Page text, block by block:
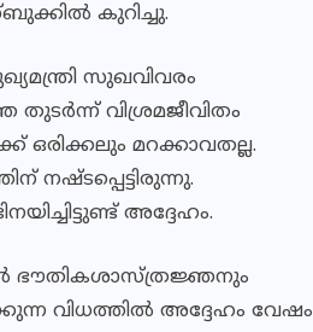
കുറിച്ചു.
സുഖവിവരം
വിശ്രമജീവിതം
ഒരിക്കലും മറക്കാവതല്ല.
അദ്ദേഹം.
ഭൗതികശാസ്ത്രജ്ഞനും
വിധത്തില്‍ അദ്ദേഹം വേഷം